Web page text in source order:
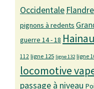
Occidentale
pignons à redents
guerre 14 - 18
112 ligne 125 ligne 132 ligne
locomotive
passage à niveau